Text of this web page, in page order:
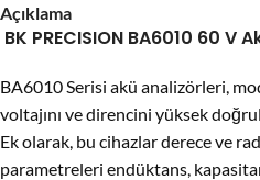
Açıklama
BK PRECISION BA6010 60 V
BA6010 Serisi akü analizörleri,
voltajını ve direncini yüksek
Ek olarak, bu cihazlar derece ve
parametreleri endüktans,